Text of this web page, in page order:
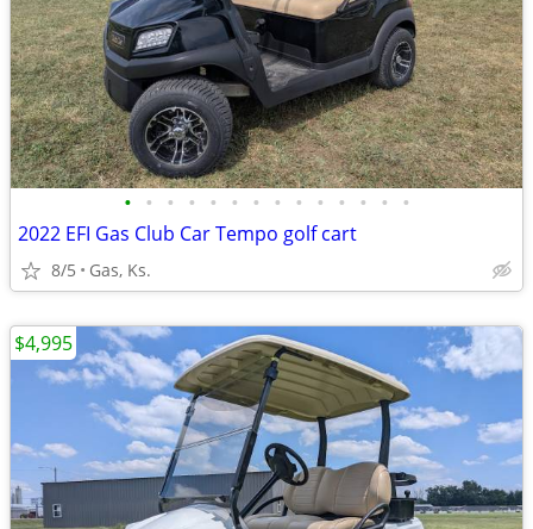
• • • • • • • • • • • • • •
2022 EFI Gas Club Car Tempo golf cart
8/5 Gas, Ks.
$4,995